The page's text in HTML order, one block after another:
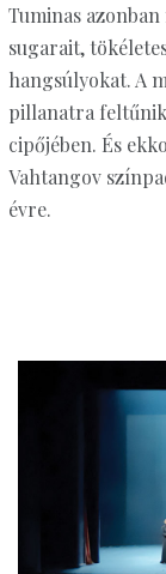
Tuminas
sugarait,
hangsúlyokat. A
pillanatra
cipőjében. És
Vahtangov
évre.